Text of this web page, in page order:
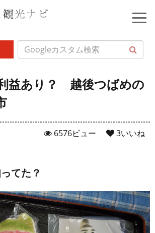
益あり？ 越後つばめの
3いいね
6576ビュー
てた？